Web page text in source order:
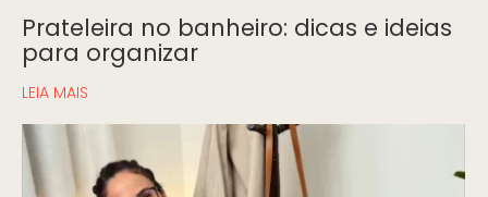
Prateleira no banheiro: dicas e ideias
para organizar
LEIA MAIS